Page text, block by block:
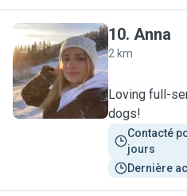
A
10. Anna
2 km
Loving full-
dogs!
Contacté
jours
Dernière